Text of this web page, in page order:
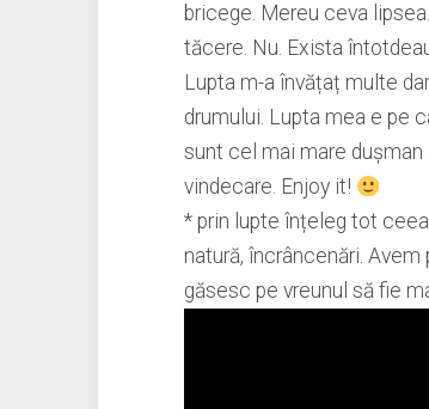
bricege. Mereu ceva
tăcere. Nu. Exista
Lupta m-a învățaț multe
drumului. Lupta mea e pe
sunt cel mai mare
vindecare. Enjoy it!
* prin lupte înțeleg tot
natură, încrâncenări.
găsesc pe vreunul să fie